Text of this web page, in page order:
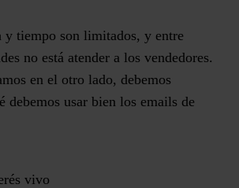
y tiempo son limitados, y entre
no está atender a los vendedores.
en el otro lado, debemos
debemos usar bien los emails de
vivo